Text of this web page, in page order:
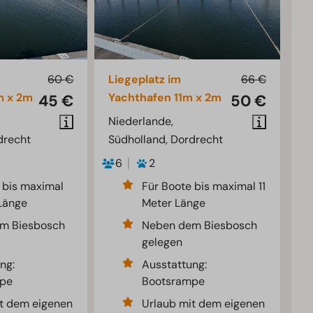
60 €
45 €
x 2m
maximal
Biesbosch
dem eigenen
66 €
50 €
Liegeplatz im
Yachthafen 11m x 2m
Niederlande,
Südholland, Dordrecht
6
2
Für Boote bis maximal 11
Meter Länge
Neben dem Biesbosch
gelegen
Ausstattung:
Bootsrampe
Urlaub mit dem eigenen